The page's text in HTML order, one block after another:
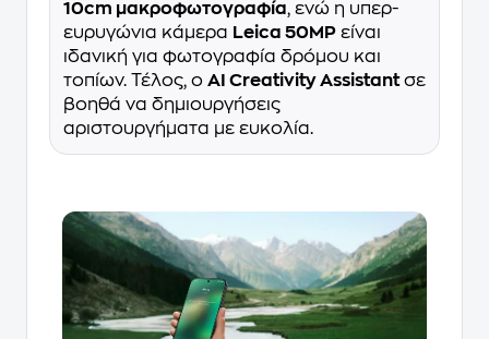
10cm μακροφωτογραφία, ενώ η υπερ-
ευρυγώνια κάμερα Leica 50MP είναι
ιδανική για φωτογραφία δρόμου και
τοπίων. Τέλος, ο AI Creativity Assistantσε
βοηθά να δημιουργήσεις
αριστουργήματα με ευκολία.